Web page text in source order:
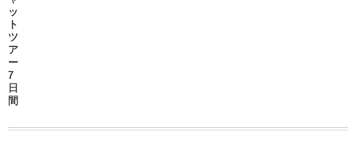
ッ
ト
ツ
ア
ー
7
日
間